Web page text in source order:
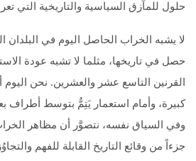
حلول للمآزق السياسية والتاريخية التي
لا يشبه الخراب الحاصل اليوم في البلدان
حصل في تاريخها، مثلما لا تشبه عودة
القرنين التاسع عشر والعشرين. نحن اليوم
كبيرة، وأمام استعمار يَتِمُّ بتوسط أطراف
وفي السياق نفسه، نتصوَّر أن مظاهر
جزءاً من وقائع التاريخ القابلة للفهم